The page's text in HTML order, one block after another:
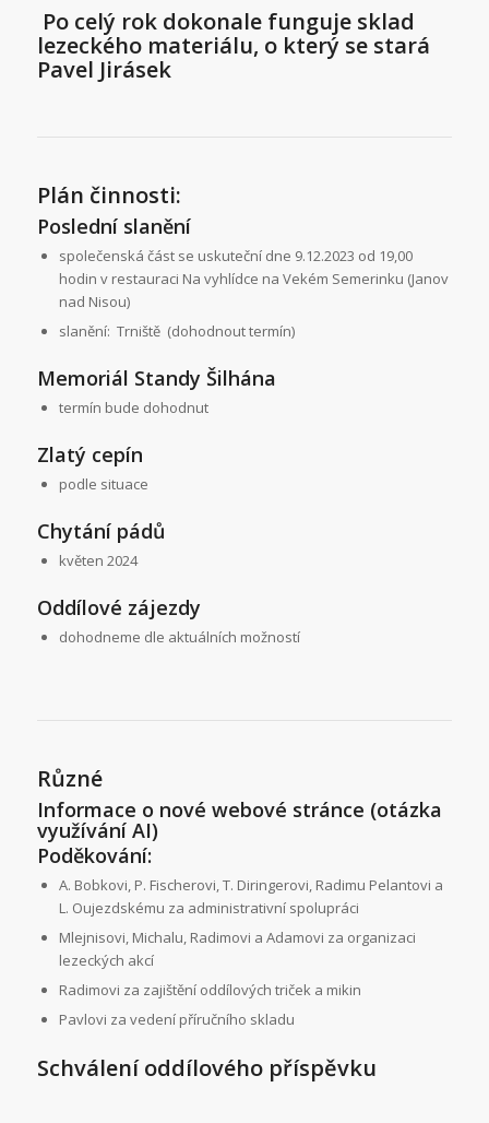
Po celý rok dokonale funguje sklad
lezeckého materiálu, o který se stará
Pavel Jirásek
Plán činnosti:
Poslední slanění
společenská část se uskuteční dne 9.12.2023 od 19,00
hodin v restauraci Na vyhlídce na Vekém Semerinku (Janov
nad Nisou)
slanění: Trniště (dohodnout termín)
Memoriál Standy Šilhána
termín bude dohodnut
Zlatý cepín
podle situace
Chytání pádů
květen 2024
Oddílové zájezdy
dohodneme dle aktuálních možností
Různé
Informace o nové webové stránce (otázka
využívání AI)
Poděkování:
A. Bobkovi, P. Fischerovi, T. Diringerovi, Radimu Pelantovi a
L. Oujezdskému za administrativní spolupráci
Mlejnisovi, Michalu, Radimovi a Adamovi za organizaci
lezeckých akcí
Radimovi za zajištění oddílových triček a mikin
Pavlovi za vedení příručního skladu
Schválení oddílového příspěvku